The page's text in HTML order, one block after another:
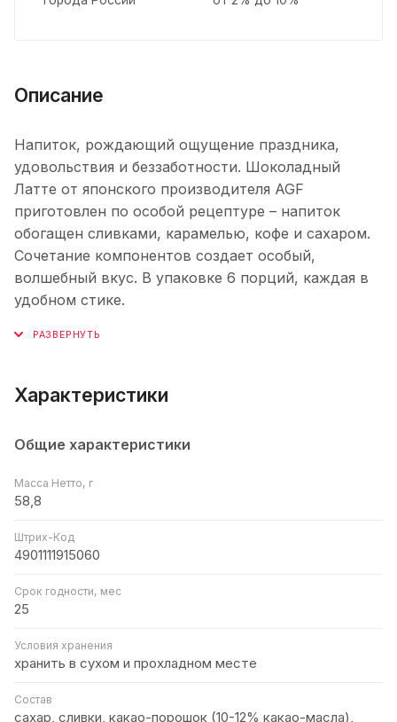
Описание
Напиток, рождающий ощущение праздника,
удовольствия и беззаботности. Шоколадный
Латте от японского производителя AGF
приготовлен по особой рецептуре – напиток
обогащен сливками, карамелью, кофе и сахаром.
Сочетание компонентов создает особый,
волшебный вкус. В упаковке 6 порций, каждая в
удобном стике.
Характеристики
Общие характеристики
Масса Нетто, г
58,8
Штрих-Код
4901111915060
Срок годности, мес
25
Условия хранения
хранить в сухом и прохладном месте
Состав
сахар, сливки, какао-порошок (10-12% какао-масла),